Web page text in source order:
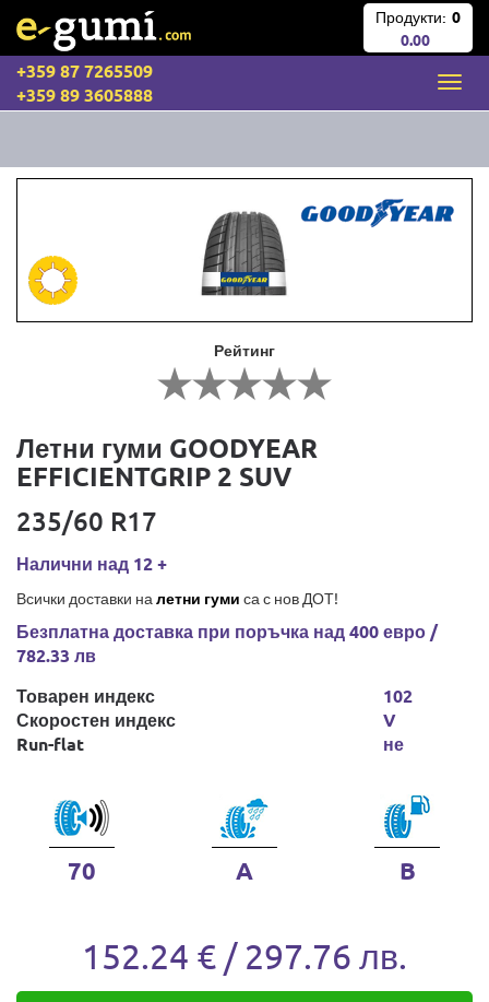
Продукти: 0
0.00
+359 87 7265509
+359 89 3605888
Рейтинг
Летни гуми GOODYEAR
EFFICIENTGRIP 2 SUV
235/60 R17
Налични над 12 +
Всички доставки на летни гуми са с нов ДОТ!
Безплатна доставка при поръчка над 400 евро /
782.33 лв
Товарен индекс
Скоростен индекс
Run-flat
102
V
не
70 A B
152.24 € / 297.76 лв.